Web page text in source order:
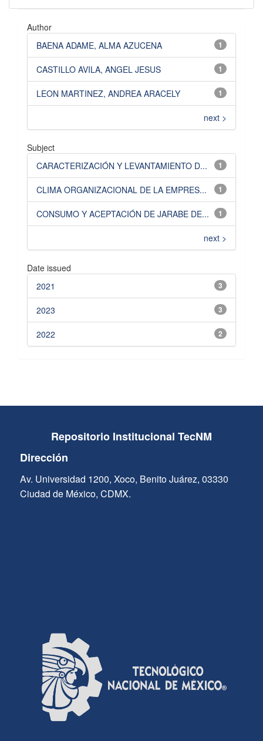
Author
1
BAENA ADAME, ALMA AZUCENA
1
CASTILLO AVILA, ANGEL JESUS
1
LEON MARTINEZ, ANDREA ARACELY
next >
Subject
1
CARACTERIZACIÓN Y LEVANTAMIENTO D...
1
CLIMA ORGANIZACIONAL DE LA EMPRES...
1
CONSUMO Y ACEPTACIÓN DE JARABE DE...
next >
Date issued
3
2021
3
2023
2
2022
Repositorio Institucional TecNM
Dirección
Av. Universidad 1200, Xoco, Benito Juárez, 03330
Ciudad de México, CDMX.